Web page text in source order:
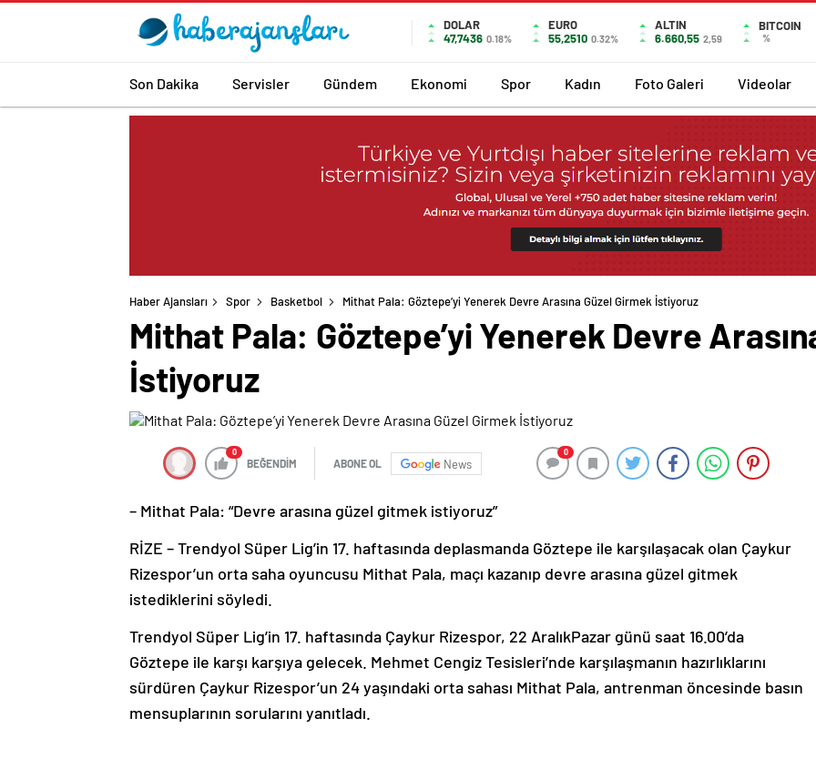
DOLAR
47,7436 0.18%
EURO
55,2510 0.32%
ALTIN
6.660,55 2,59
BITCOIN
%
Son Dakika Servisler Gündem Ekonomi Spor Kadın Foto Galeri Videolar
Haber Ajansları Spor Basketbol Mithat Pala: Göztepe’yi Yenerek Devre Arasına Güzel Girmek İstiyoruz
Mithat Pala: Göztepe’yi Yenerek Devre
İstiyoruz
0
BEĞENDİM ABONE OL News
0
– Mithat Pala: “Devre arasına güzel gitmek istiyoruz”
RİZE – Trendyol Süper Lig’in 17. haftasında deplasmanda Göztepe ile karşılaşacak olan Çaykur
Rizespor’un orta saha oyuncusu Mithat Pala, maçı kazanıp devre arasına güzel gitmek
istediklerini söyledi.
Trendyol Süper Lig’in 17. haftasında Çaykur Rizespor, 22 AralıkPazar günü saat 16.00’da
Göztepe ile karşı karşıya gelecek. Mehmet Cengiz Tesisleri’nde karşılaşmanın hazırlıklarını
sürdüren Çaykur Rizespor’un 24 yaşındaki orta sahası Mithat Pala, antrenman öncesinde basın
mensuplarının sorularını yanıtladı.